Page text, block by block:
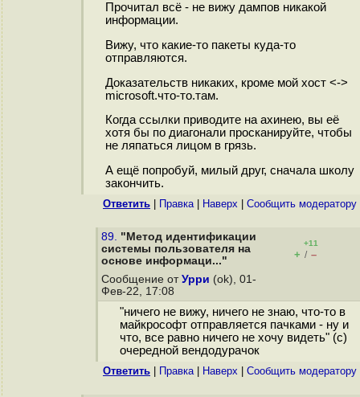
Прочитал всё - не вижу дампов никакой
информации.
Вижу, что какие-то пакеты куда-то
отправляются.
Доказательств никаких, кроме мой хост <->
microsoft.что-то.там.
Когда ссылки приводите на ахинею, вы её
хотя бы по диагонали просканируйте, чтобы
не ляпаться лицом в грязь.
А ещё попробуй, милый друг, сначала школу
закончить.
Ответить Правка| Наверх Cообщить модератору
89. "Метод идентификации
системы пользователя на
основе информаци..."
+11
+ / –
Сообщение от Урри (ok), 01-
Фев-22, 17:08
"ничего не вижу, ничего не знаю, что-то в
майкрософт отправляется пачками - ну и
что, все равно ничего не хочу видеть" (с)
очередной вендодурачок
Ответить Правка| Наверх Cообщить модератору